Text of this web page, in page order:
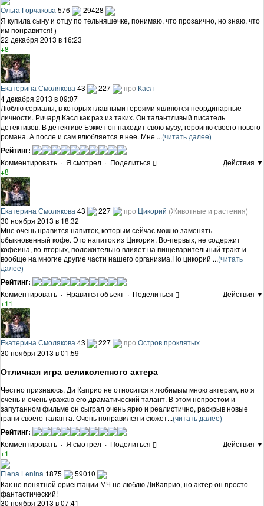
Ольга Горчакова 576
29428
Я купила сыну и отцу по тельняшечке, понимаю, что прозаично, но знаю, что
им понравится! )
22 декабря 2013 в 16:23
+8
Екатерина Смолякова 43 227 про Касл
4 декабря 2013 в 09:07
Люблю сериалы, в которых главными героями являются неординарные
личности. Ричард Касл как раз из таких. Он талантливый писатель
детективов. В детективе Бэккет он находит свою музу, героиню своего нового
романа. А после и сам влюбляется в нее. Мне ...(читать далее)
Рейтинг:
Комментировать · Я смотрел · Поделиться
Действия ▼
+8
Екатерина Смолякова 43 227 про Цикорий (Животные и растения)
30 ноября 2013 в 18:32
Мне очень нравится напиток, которым сейчас можно заменять
обыкновенный кофе. Это напиток из Цикория. Во-первых, не содержит
кофеина, во-вторых, положительно влияет на пищеварительный тракт и
вообще на многие другие части нашего организма.Но цикорий ...(читать
далее)
Рейтинг:
Комментировать · Нравится объект · Поделиться
Действия ▼
+11
Екатерина Смолякова 43 227 про Остров проклятых
30 ноября 2013 в 01:59
Отличная игра великолепного актера
Честно признаюсь, Ди Каприо не относится к любимым мною актерам, но я
очень и очень уважаю его драматический талант. В этом непростом и
запутанном фильме он сыграл очень ярко и реалистично, раскрыв новые
грани своего таланта. Очень понравился и сюжет...(читать далее)
Рейтинг:
Комментировать · Я смотрел · Поделиться
Действия ▼
+1
Elena Lenina 1875
59010
Как не понятной ориентации МЧ не люблю ДиКаприо, но актер он просто
фантастический!
30 ноября 2013 в 07:41